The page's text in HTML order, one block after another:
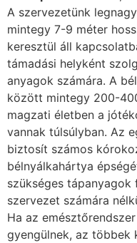
A szervezetünk
mintegy 7-9 méter
keresztül áll
támadási helyként
anyagok számára. A
között mintegy 200-
magzati életben a
vannak túlsúlyban. Az
biztosít számos
bélnyálkahártya
szükséges tápanyagok
szervezet számára
Ha az
gyengülnek, az